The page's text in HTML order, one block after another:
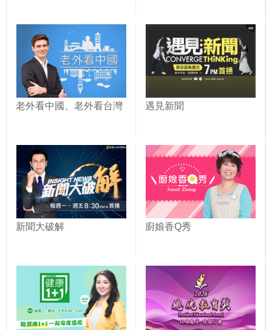
老外看中國、老外看台灣 遇見新聞
新聞大破解 廚娘香Q秀